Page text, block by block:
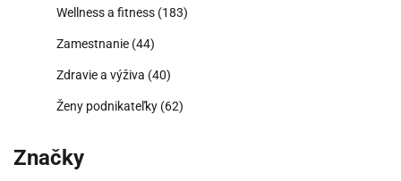
Wellness a fitness (183)
Zamestnanie (44)
Zdravie a výživa (40)
Ženy podnikateľky (62)
Značky